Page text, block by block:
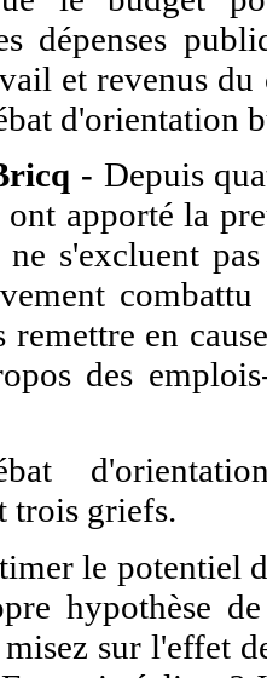
dépenses
et revenus
d'orientation
- Depuis
apporté la
s'excluent
en
des
trois griefs.
le potentiel
hypothèse
sur l'effet